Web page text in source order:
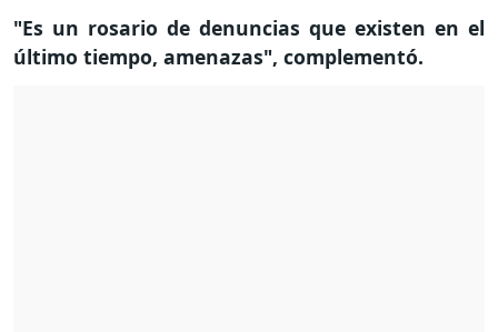
"Es un rosario de denuncias que existen en el
último tiempo, amenazas", complementó.